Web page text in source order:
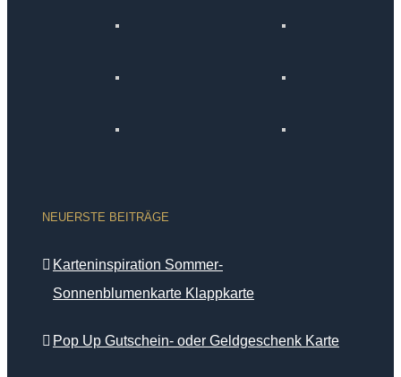
NEUERSTE BEITRÄGE
Karteninspiration Sommer-
Sonnenblumenkarte Klappkarte
Pop Up Gutschein- oder Geldgeschenk Karte